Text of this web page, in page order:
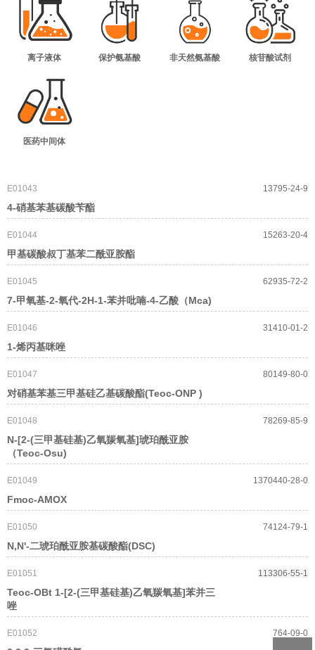
离子液体 保护氨基酸 非天然氨基酸 核苷酸试剂
医药中间体
E01043
4-硝基苯基碳酸苄酯
13795-24-9
E01044
甲基碳酸叔丁基苯二酰亚胺酯
15263-20-4
E01045
7-甲氧基-2-氧代-2H-1-苯并吡喃-4-乙酸（Mca)
62935-72-2
E01046
1-烯丙基咪唑
31410-01-2
E01047
对硝基苯基三甲基硅乙基碳酸酯(Teoc-ONP )
80149-80-0
E01048
N-[2-(三甲基硅基)乙氧羰氧基]琥珀酰亚胺
（Teoc-Osu)
78269-85-9
E01049
Fmoc-AMOX
1370440-28-0
E01050
N,N'-二琥珀酰亚胺基碳酸酯(DSC)
74124-79-1
E01051
Teoc-OBt 1-[2-(三甲基硅基)乙氧羰氧基]苯并三
唑
113306-55-1
E01052 764-09-0